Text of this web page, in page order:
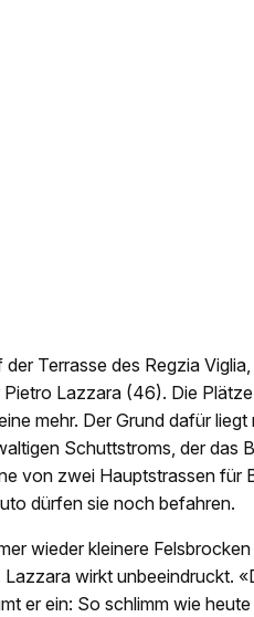
Terrasse des Regzia
Lazzara (46). Die
mehr. Der Grund dafür liegt
Schuttstroms, der das
von zwei Hauptstrassen für
dürfen sie noch befahren.
wieder kleinere
wirkt unbeeindruckt.
er ein: So schlimm wie